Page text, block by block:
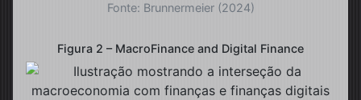
Fonte: Brunnermeier (2024)
Figura 2 – MacroFinance and Digital Finance